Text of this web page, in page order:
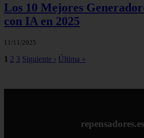
Los 10 Mejores
con IA en 2025
11/11/2025
1 2 3 Siguiente › Última »
repensadores.es